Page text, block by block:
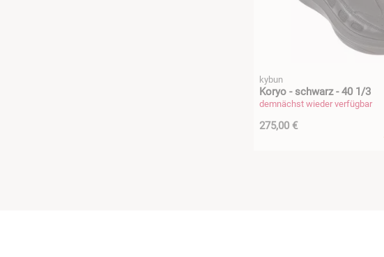
kybun
Koryo - schwarz - 40 1/3
demnächst wieder verfügbar
275,00 €